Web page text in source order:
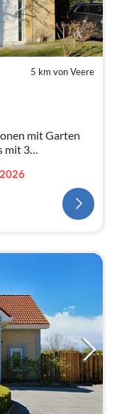
5 km von Veere
mit Garten
mit 3
Genießen